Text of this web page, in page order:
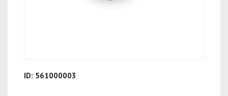
ID: 561000003